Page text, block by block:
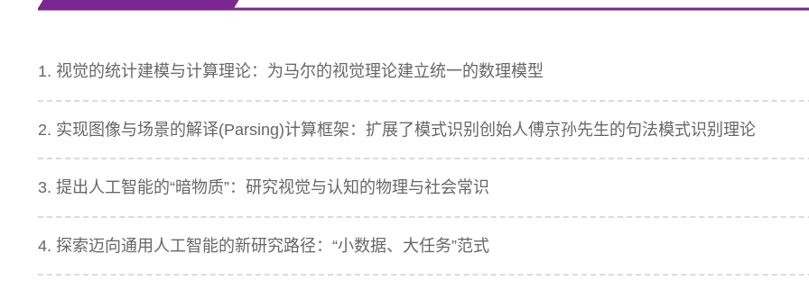
1. 视觉的统计建模与计算理论：为马尔的视觉理论建立统一的数理模型
2. 实现图像与场景的解译(Parsing)计算框架：扩展了模式识别创始人傅京孙先生的句法模式识别理论
3. 提出人工智能的“暗物质”：研究视觉与认知的物理与社会常识
4. 探索迈向通用人工智能的新研究路径：“小数据、大任务”范式